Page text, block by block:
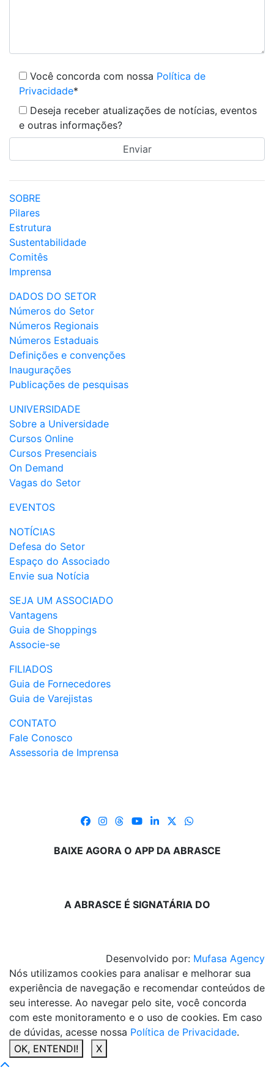
Você concorda com nossa Política de
Privacidade*
Deseja receber atualizações de notícias, eventos
e outras informações?
SOBRE
Pilares
Estrutura
Sustentabilidade
Comitês
Imprensa
DADOS DO SETOR
Números do Setor
Números Regionais
Números Estaduais
Definições e convenções
Inaugurações
Publicações de pesquisas
UNIVERSIDADE
Sobre a Universidade
Cursos Online
Cursos Presenciais
On Demand
Vagas do Setor
EVENTOS
NOTÍCIAS
Defesa do Setor
Espaço do Associado
Envie sua Notícia
SEJA UM ASSOCIADO
Vantagens
Guia de Shoppings
Associe-se
FILIADOS
Guia de Fornecedores
Guia de Varejistas
CONTATO
Fale Conosco
Assessoria de Imprensa
BAIXE AGORA O APP DA ABRASCE
A ABRASCE É SIGNATÁRIA DO
Desenvolvido por: Mufasa Agency
Nós utilizamos cookies para analisar e melhorar sua
experiência de navegação e recomendar conteúdos de
seu interesse. Ao navegar pelo site, você concorda
com este monitoramento e o uso de cookies. Em caso
de dúvidas, acesse nossa Política de Privacidade.
OK, ENTENDI!
X